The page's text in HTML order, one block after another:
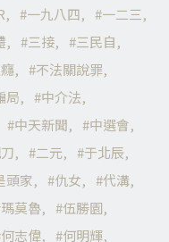
一九八四
一二三
三接
三民自
癮
不法關說罪
局
中介法
中天新聞
中選會
二元
于北辰
頭家 仇女
代溝
莫魯
伍勝園
何志偉
何明輝